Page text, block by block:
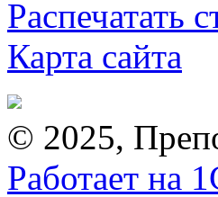
Распечатать
Карта сайта
© 2025,
Работает на